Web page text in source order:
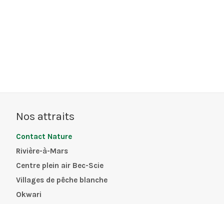
Nos attraits
Contact Nature
Rivière-à-Mars
Centre plein air Bec-Scie
Villages de pêche blanche
Okwari